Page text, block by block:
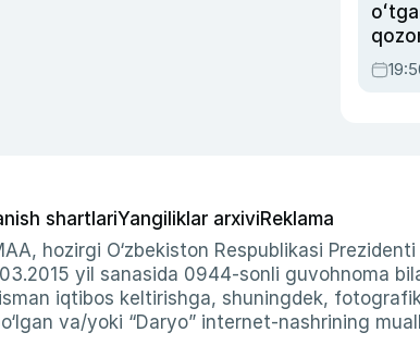
shartlariYangiliklar arxiviReklama
hozirgi O‘zbekiston Respublikasi
yil sanasida 0944-sonli guvohnoma
iqtibos keltirishga, shuningdek,
va/yoki “Daryo” internet-nashrining